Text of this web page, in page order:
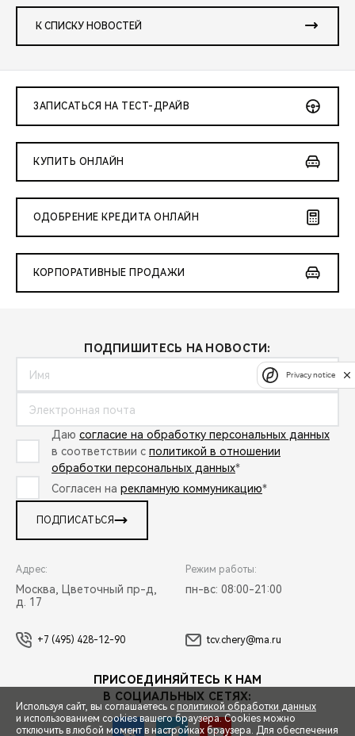
К СПИСКУ НОВОСТЕЙ
ЗАПИСАТЬСЯ НА ТЕСТ-ДРАЙВ
КУПИТЬ ОНЛАЙН
ОДОБРЕНИЕ КРЕДИТА ОНЛАЙН
КОРПОРАТИВНЫЕ ПРОДАЖИ
ПОДПИШИТЕСЬ НА НОВОСТИ:
Даю согласие на обработку персональных данных
в соответствии с политикой в отношении
обработки персональных данных*
Согласен на рекламную коммуникацию*
ПОДПИСАТЬСЯ
Адрес:
Москва, Цветочный пр-д,
д. 17
Режим работы:
пн-вс: 08:00-21:00
+7 (495) 428-12-90 tcv.chery@ma.ru
ПРИСОЕДИНЯЙТЕСЬ К НАМ
В СОЦИАЛЬНЫХ СЕТЯХ:
Используя сайт, вы соглашаетесь с политикой обработки данных
и использованием cookies вашего браузера. Cookies можно
отключить в любой момент в настройках браузера. Для обеспечения
Privacy notice